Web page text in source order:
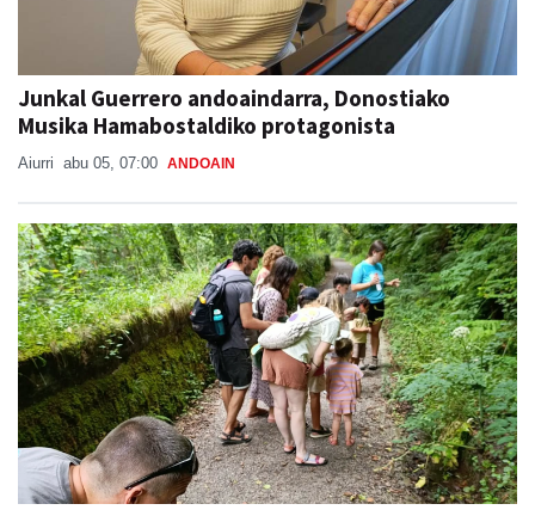
Junkal Guerrero andoaindarra, Donostiako
Musika Hamabostaldiko protagonista
Aiurri abu 05, 07:00 ANDOAIN